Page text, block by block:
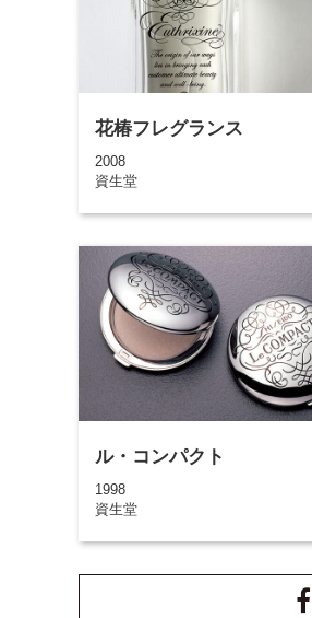
花椿フレグランス
2008
資生堂
ル・コンパクト
1998
資生堂